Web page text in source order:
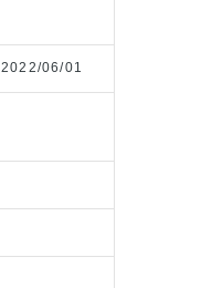
2022/06/01